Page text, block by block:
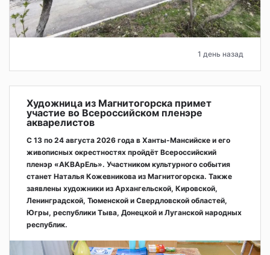
1 день назад
Художница из Магнитогорска примет
участие во Всероссийском пленэре
акварелистов
С 13 по 24 августа 2026 года в Ханты-Мансийске и его
живописных окрестностях пройдёт Всероссийский
пленэр «АКВАрЕль». Участником культурного события
станет Наталья Кожевникова из Магнитогорска. Также
заявлены художники из Архангельской, Кировской,
Ленинградской, Тюменской и Свердловской областей,
Югры, республики Тыва, Донецкой и Луганской народных
республик.